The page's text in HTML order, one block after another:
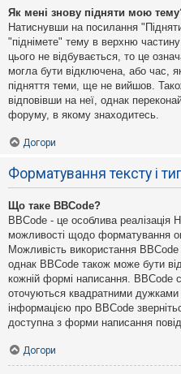
Як мені знову підняти мою
Натиснувши на посилання
"піднімете" тему в верхню
цього не відбувається, то це
могла бути відключена, або час,
підняття теми, ще не вийшов.
відповівши на неї, однак
форуму, в якому знаходитесь.
Догори
Форматування тексту і
Що таке BBCode?
BBCode - це особлива реалізація
можливості щодо форматування
Можливість використання
однак BBCode також може бути
кожній формі написання. BBCode
оточуються квадратними
інформацією про BBCode
доступна з форми написання
Догори